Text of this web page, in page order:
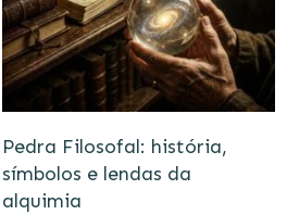
Pedra Filosofal: história,
símbolos e lendas da
alquimia